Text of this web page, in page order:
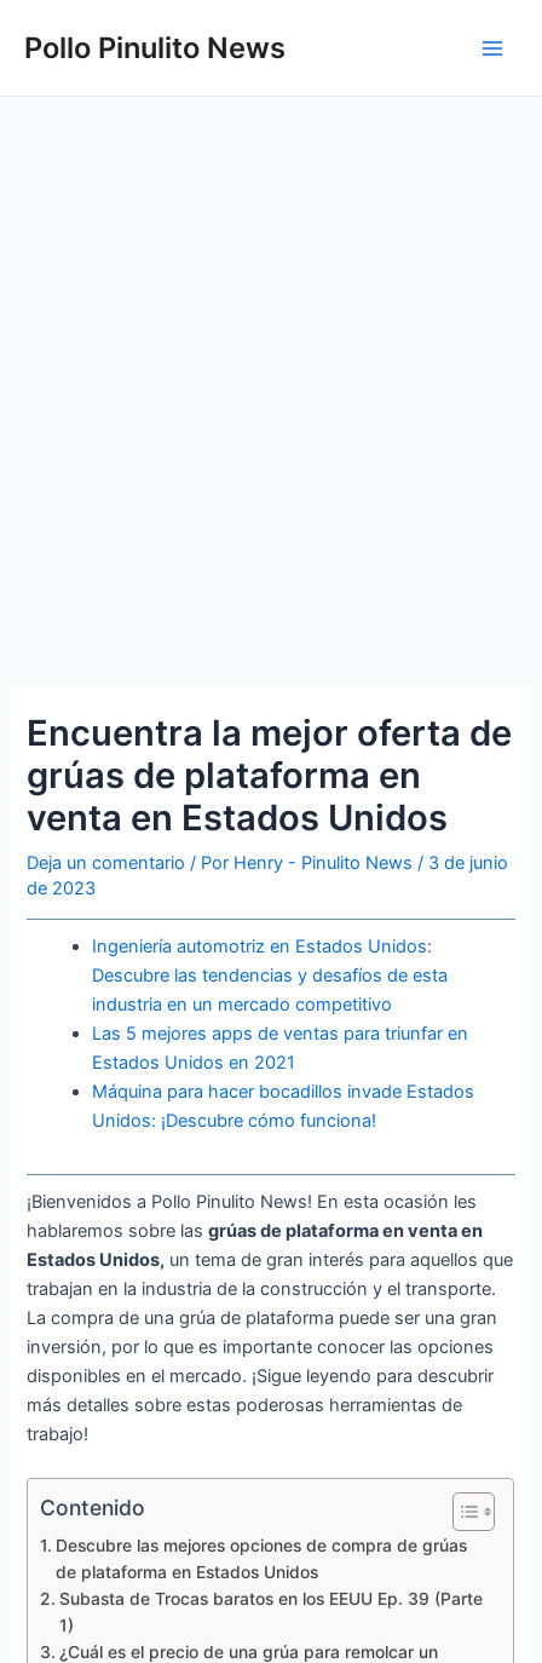
Pollo Pinulito News
Encuentra la mejor oferta de
grúas de plataforma en
venta en Estados Unidos
Deja un comentario / Por Henry - Pinulito News/ 3 de junio
de 2023
Ingeniería automotriz en Estados Unidos:
Descubre las tendencias y desafíos de esta
industria en un mercado competitivo
Las 5 mejores apps de ventas para triunfar en
Estados Unidos en 2021
Máquina para hacer bocadillos invade Estados
Unidos: ¡Descubre cómo funciona!
¡Bienvenidos a Pollo Pinulito News! En esta ocasión les
hablaremos sobre lasgrúas de plataforma en venta en
Estados Unidos, un tema de gran interés para aquellos que
trabajan en la industria de la construcción y el transporte.
La compra de una grúa de plataforma puede ser una gran
inversión, por lo que es importante conocer las opciones
disponibles en el mercado. ¡Sigue leyendo para descubrir
más detalles sobre estas poderosas herramientas de
trabajo!
Contenido
Descubre las mejores opciones de compra de grúas
de plataforma en Estados Unidos
Subasta de Trocas baratos en los EEUU Ep. 39 (Parte
1)
¿Cuál es el precio de una grúa para remolcar un